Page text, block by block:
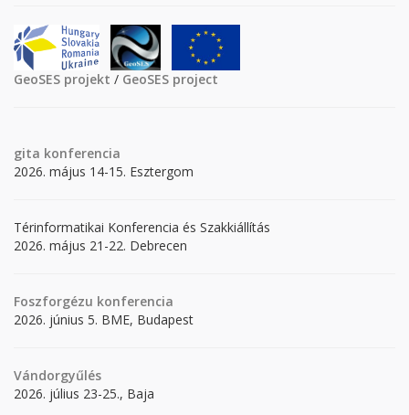
GeoSES projekt / GeoSES project
gita konferencia
2026. május 14-15. Esztergom
Térinformatikai Konferencia és Szakkiállítás
2026. május 21-22. Debrecen
Foszforgézu konferencia
2026. június 5. BME, Budapest
Vándorgyűlés
2026. július 23-25., Baja